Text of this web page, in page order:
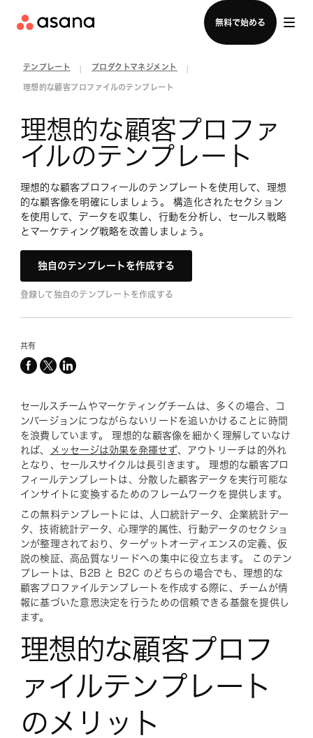
無料で始める
セールスチームに問い合わせる
テンプレート プロダクトマネジメント
理想的な顧客プロファイルのテンプレート
理想的な顧客プロファ
イルのテンプレート
理想的な顧客プロフィールのテンプレートを使用して、理想
的な顧客像を明確にしましょう。 構造化されたセクション
を使用して、データを収集し、行動を分析し、セールス戦略
とマーケティング戦略を改善しましょう。
独自のテンプレートを作成する
登録して独自のテンプレートを作成する
共有
facebook
x-
linkedin
セールスチームやマーケティングチームは、多くの場合、コ
ンバージョンにつながらないリードを追いかけることに時間
を浪費しています。 理想的な顧客像を細かく理解していなけ
れば、
メッセージは効果を発揮せず、アウトリーチは的外れ
となり、セールスサイクルは長引きます。 理想的な顧客プロ
フィールテンプレートは、分散した顧客データを実行可能な
インサイトに変換するためのフレームワークを提供します。
この無料テンプレートには、人口統計データ、企業統計デー
タ、技術統計データ、心理学的属性、行動データのセクショ
ンが整理されており、ターゲットオーディエンスの定義、仮
説の検証、高品質なリードへの集中に役立ちます。 このテン
プレートは、B2B と B2C のどちらの場合でも、理想的な
顧客プロファイルテンプレートを作成する際に、チームが情
報に基づいた意思決定を行うための信頼できる基盤を提供し
ます。
理想的な顧客プロフ
ァイルテンプレート
のメリット